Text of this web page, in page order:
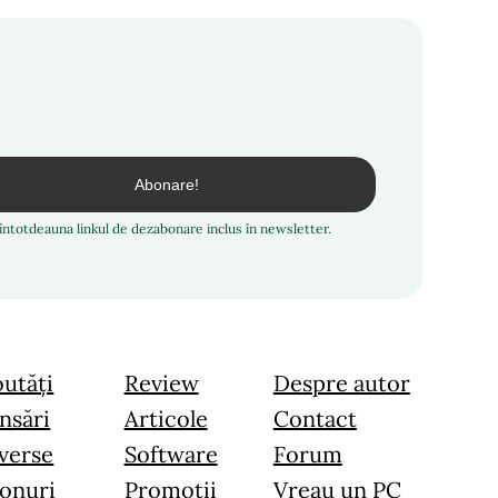
linkul de dezabonare inclus în newsletter.
Review
Articole
Software
Promoții
Despre autor
Contact
Forum
Vreau un PC